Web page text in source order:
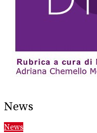
News
News